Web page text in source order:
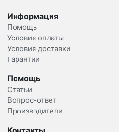
Информация
Помощь
Условия оплаты
Условия доставки
Гарантии
Помощь
Статьи
Вопрос-ответ
Производители
Контакты